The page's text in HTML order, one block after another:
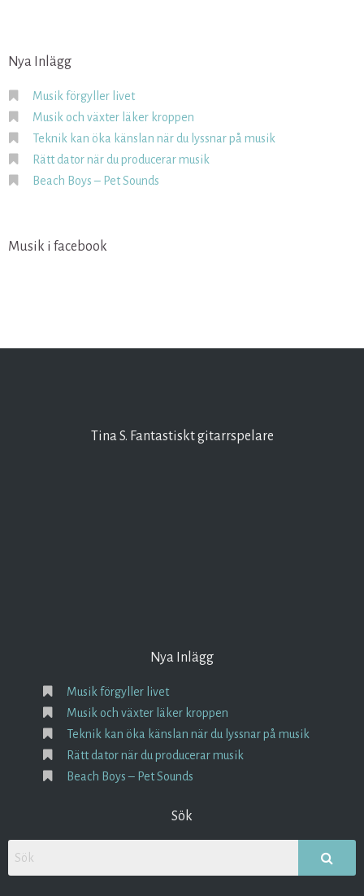
Nya Inlägg
Musik förgyller livet
Musik och växter läker kroppen
Teknik kan öka känslan när du lyssnar på musik
Rätt dator när du producerar musik
Beach Boys – Pet Sounds
Musik i facebook
Tina S. Fantastiskt gitarrspelare
Nya Inlägg
Musik förgyller livet
Musik och växter läker kroppen
Teknik kan öka känslan när du lyssnar på musik
Rätt dator när du producerar musik
Beach Boys – Pet Sounds
Sök